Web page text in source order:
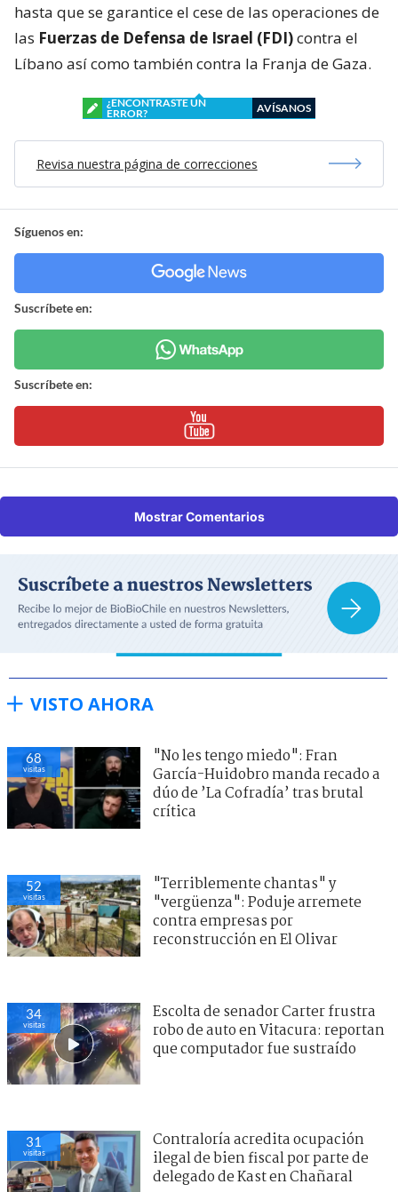
hasta que se garantice el cese de las operaciones de
las Fuerzas de Defensa de Israel (FDI)contra el
Líbano así como también contra la Franja de Gaza.
¿ENCONTRASTE UN
ERROR?
AVÍSANOS
Revisa nuestra página de correcciones
Síguenos en:
Suscríbete en:
Suscríbete en:
Mostrar Comentarios
VISTO AHORA
68
visitas
"No les tengo miedo": Fran
García-Huidobro manda recado a
dúo de ’La Cofradía’ tras brutal
crítica
52
visitas
"Terriblemente chantas" y
"vergüenza": Poduje arremete
contra empresas por
reconstrucción en El Olivar
34
visitas
Escolta de senador Carter frustra
robo de auto en Vitacura: reportan
que computador fue sustraído
31
visitas
Contraloría acredita ocupación
ilegal de bien fiscal por parte de
delegado de Kast en Chañaral